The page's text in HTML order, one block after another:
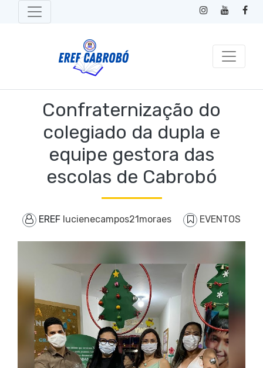
Confraternização do
colegiado da dupla e
equipe gestora das
escolas de Cabrobó
EREF lucienecampos21moraes EVENTOS